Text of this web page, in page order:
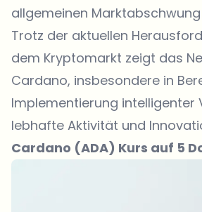
allgemeinen
Trotz der aktuellen
dem Kryptomarkt zeigt das
Cardano, insbesondere in
Implementierung intelligenter
lebhafte Aktivität und
Cardano (ADA) Kurs auf 5